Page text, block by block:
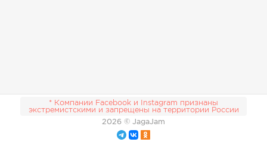
* Компании Facebook и Instagram признаны
экстремистскими и запрещены на территории России
2026 © JagaJam